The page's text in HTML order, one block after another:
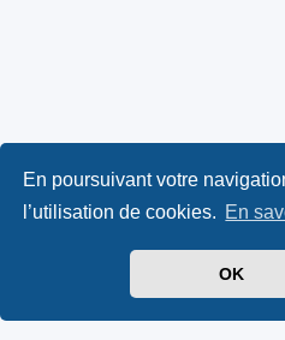
En poursuivant votre
l’utilisation de cookies. En
OK